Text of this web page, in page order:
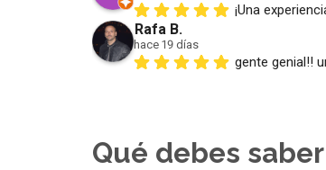
¡Una
Rafa B.
hace 19 días
gente genial!!
Qué debes saber